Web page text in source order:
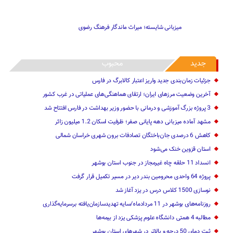
میزبانی شایسته؛ میراث ماندگار فرهنگ رضوی
جدید محبوب
جزئیات زمان‌بندی جدید واریز اعتبار کالابرگ در فارس
آخرین وضعیت مرزهای ایران؛ ارتقای هماهنگی‌های عملیاتی در غرب کشور
3 پروژه بزرگ آموزشی و درمانی با حضور وزیر بهداشت در فارس افتتاح شد
مشهد آماده میزبانی دهه پایانی صفر؛ ظرفیت اسکان 1.2 میلیون زائر
کاهش 6 درصدی جان‌باختگان تصادفات برون شهری خراسان شمالی
استان قزوین خنک‌ می‌شود
انسداد 11 حلقه چاه غیرمجاز در جنوب استان بوشهر
پروژه 64 واحدی محرومین بندر دیر در مسیر تکمیل قرار گرفت
نوسازی 1500 کلاس درس در یزد آغاز شد
روزنامه‌های بوشهر در 11 مردادماه/سایه تهدیدسازمان‌یافته برسرمایه‌گذاری
مطالبه 4 همتی دانشگاه علوم پزشکی یزد از بیمه‌ها